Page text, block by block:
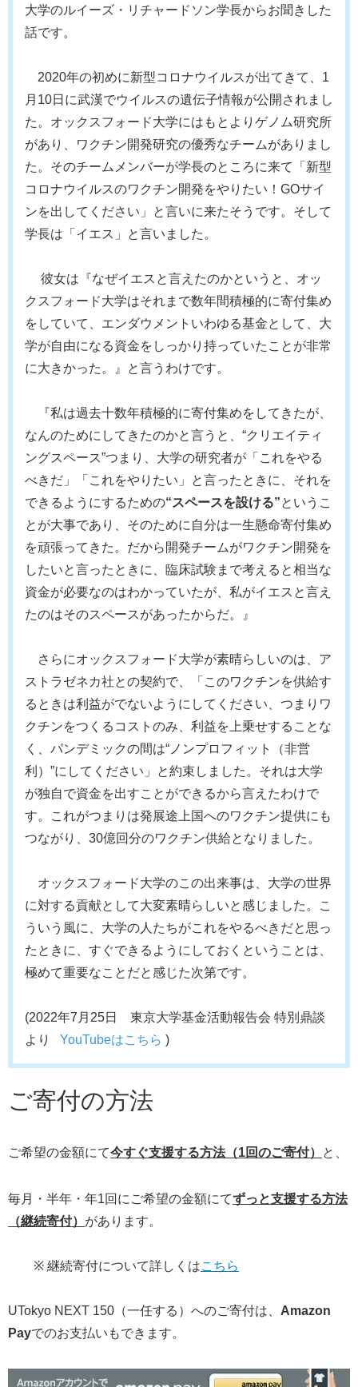
大学のルイーズ・リチャードソン学長からお聞きした
話です。
2020年の初めに新型コロナウイルスが出てきて、1
月10日に武漢でウイルスの遺伝子情報が公開されまし
た。オックスフォード大学にはもとよりゲノム研究所
があり、ワクチン開発研究の優秀なチームがありまし
た。そのチームメンバーが学長のところに来て「新型
コロナウイルスのワクチン開発をやりたい！GOサイ
ンを出してください」と言いに来たそうです。そして
学長は「イエス」と言いました。
彼女は『なぜイエスと言えたのかというと、オッ
クスフォード大学はそれまで数年間積極的に寄付集め
をしていて、エンダウメントいわゆる基金として、大
学が自由になる資金をしっかり持っていたことが非常
に大きかった。』と言うわけです。
『私は過去十数年積極的に寄付集めをしてきたが、
なんのためにしてきたのかと言うと、“クリエイティ
ングスペース”つまり、大学の研究者が「これをやる
べきだ」「これをやりたい」と言ったときに、それを
できるようにするための“スペースを設ける”というこ
とが大事であり、そのために自分は一生懸命寄付集め
を頑張ってきた。だから開発チームがワクチン開発を
したいと言ったときに、臨床試験まで考えると相当な
資金が必要なのはわかっていたが、私がイエスと言え
たのはそのスペースがあったからだ。』
さらにオックスフォード大学が素晴らしいのは、ア
ストラゼネカ社との契約で、「このワクチンを供給す
るときは利益がでないようにしてください、つまりワ
クチンをつくるコストのみ、利益を上乗せすることな
く、パンデミックの間は“ノンプロフィット（非営
利）”にしてください」と約束しました。それは大学
が独自で資金を出すことができるから言えたわけで
す。これがつまりは発展途上国へのワクチン提供にも
つながり、30億回分のワクチン供給となりました。
オックスフォード大学のこの出来事は、大学の世界
に対する貢献として大変素晴らしいと感じました。こ
ういう風に、大学の人たちがこれをやるべきだと思っ
たときに、すぐできるようにしておくということは、
極めて重要なことだと感じた次第です。
(2022年7月25日 東京大学基金活動報告会 特別鼎談
より YouTubeはこちら )
ご寄付の方法
ご希望の金額にて今すぐ支援する方法（1回のご寄付） と、
毎月・半年・年1回にご希望の金額にてずっと支援する方法
（継続寄付） があります。
※ 継続寄付について詳しくはこちら
UTokyo NEXT 150（一任する）へのご寄付は、 Amazon
Payでのお支払いもできます。